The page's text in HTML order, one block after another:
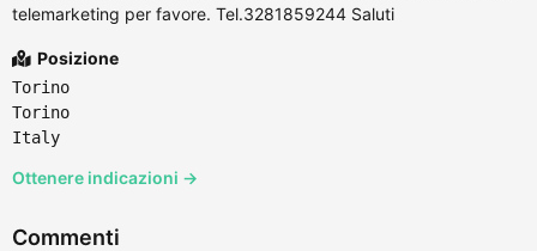
telemarketing per favore. Tel.3281859244 Saluti
Posizione
Torino
Torino
Italy
Ottenere indicazioni →
Commenti